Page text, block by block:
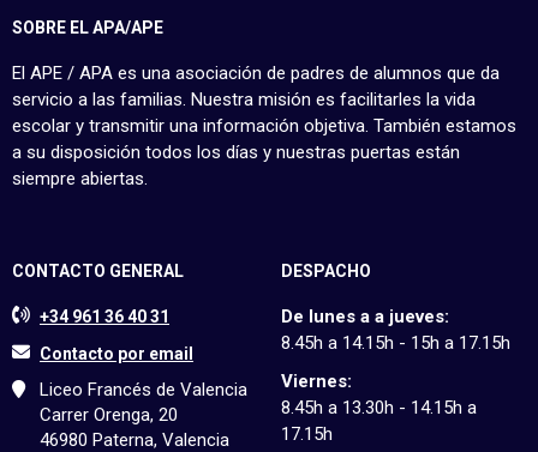
SOBRE EL APA/APE
El APE / APA es una asociación de padres de alumnos que da
servicio a las familias. Nuestra misión es facilitarles la vida
escolar y transmitir una información objetiva. También estamos
a su disposición todos los días y nuestras puertas están
siempre abiertas.
CONTACTO GENERAL
+34 961 36 40 31
Contacto por email
Liceo Francés de Valencia
Carrer Orenga, 20
46980 Paterna, Valencia
DESPACHO
De lunes a a jueves:
8.45h a 14.15h - 15h a 17.15h
Viernes:
8.45h a 13.30h - 14.15h a
17.15h